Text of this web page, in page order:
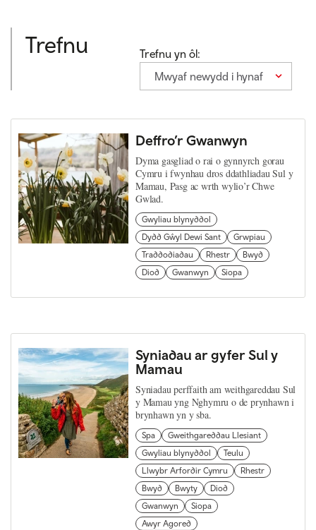
Trefnu
Trefnu yn ôl:
Mwyaf newydd i hynaf
Deffro’r Gwanwyn
Dyma gasgliad o rai o gynnyrch gorau
Cymru i fwynhau dros ddathliadau Sul y
Mamau, Pasg ac wrth wylio’r Chwe
Gwlad.
Gwyliau blynyddol
Dydd Gŵyl Dewi Sant
Grwpiau
Traddodiadau
Rhestr
Bwyd
Diod
Gwanwyn Siopa
Syniadau ar gyfer Sul y
Mamau
Syniadau perffaith am weithgareddau Sul
y Mamau yng Nghymru o de prynhawn i
brynhawn yn y sba.
Spa
Gweithgareddau Llesiant
Gwyliau blynyddol
Teulu
Llwybr Arfordir Cymru
Rhestr
Bwyd
Bwyty
Diod
Gwanwyn
Siopa
Awyr Agored